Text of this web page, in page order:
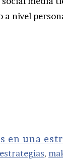
a nivel
en una
estrategias,